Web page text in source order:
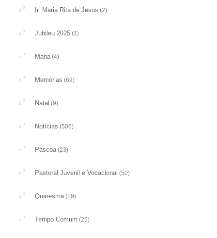
Ir. Maria Rita de Jesus (2)
Jubileu 2025 (1)
Maria(4)
Memórias (69)
Natal (9)
Notícias (506)
Páscoa(23)
Pastoral Juvenil e Vocacional (50)
Quaresma(19)
Tempo Comum (25)